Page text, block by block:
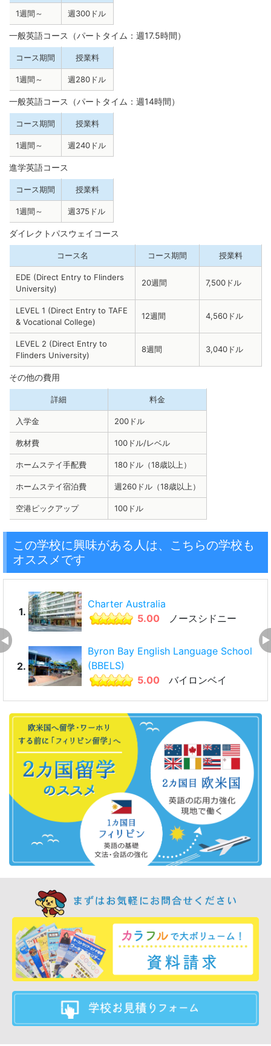
1週間～ 週300ドル
一般英語コース（パートタイム：週17.5時間）
コース期間 授業料
1週間～ 週280ドル
一般英語コース（パートタイム：週14時間）
コース期間 授業料
1週間～ 週240ドル
進学英語コース
コース期間 授業料
1週間～ 週375ドル
ダイレクトパスウェイコース
コース名 コース期間 授業料
EDE (Direct Entry to Flinders
University)
20週間 7,500ドル
LEVEL 1 (Direct Entry to TAFE
& Vocational College)
12週間 4,560ドル
LEVEL 2 (Direct Entry to
Flinders University)
8週間 3,040ドル
その他の費用
詳細 料金
入学金 200ドル
教材費 100ドル/レベル
ホームステイ手配費 180ドル（18歳以上）
ホームステイ宿泊費 週260ドル（18歳以上）
空港ピックアップ 100ドル
この学校に興味がある人は、こちらの学校も
オススメです
1.
Charter Australia
5.00
ノースシドニー
2.
Byron Bay English Language School
(BBELS)
5.00
バイロンベイ